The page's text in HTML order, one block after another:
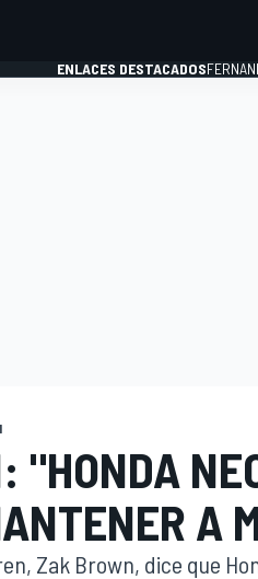
ENLACES DESTACADOS
"HONDA
A
Zak Brown, dice que